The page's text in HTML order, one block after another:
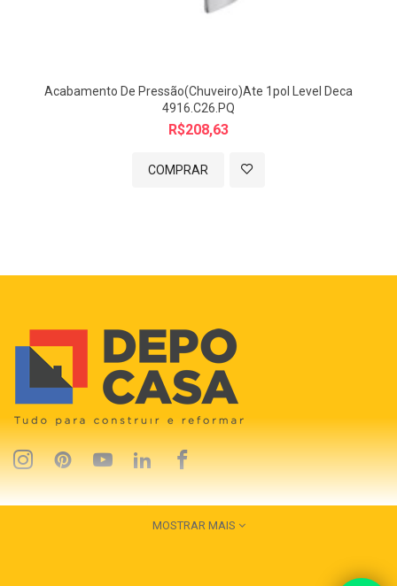
Acabamento De Pressão(chuveiro)ate 1pol Level Deca
4916.C26.PQ
R$208,63
COMPRAR
MOSTRAR MAIS